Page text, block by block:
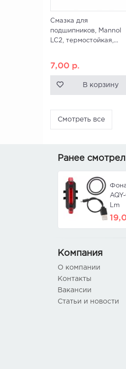
Смазка для
подшипников, Mannol
LC2, термостойкая,...
7,00 р.
В корзину
Смотреть все
Ранее
Lm
Компания
О компании
Контакты
Вакансии
Статьи и новости